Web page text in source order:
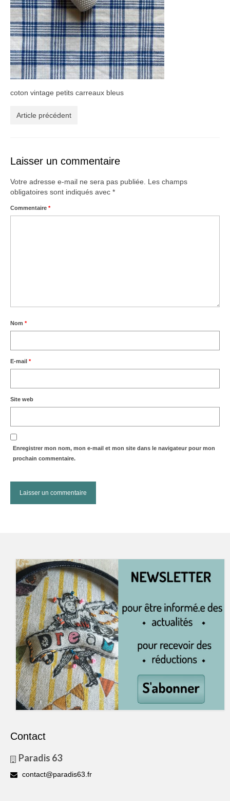
Patchwork
Mercerie
Dressing
Linge ancien
Ephemera
Créations
À propos
Blog
Galerie
coton vintage petits carreaux bleus
Article précédent
Laisser un commentaire
Votre adresse e-mail ne sera pas publiée.
Les champs
obligatoires sont indiqués avec *
Commentaire *
Nom *
E-mail *
Site web
Enregistrer mon nom, mon e-mail et mon site dans le navigateur pour mon
prochain commentaire.
Contact
Paradis 63
contact@paradis63.fr